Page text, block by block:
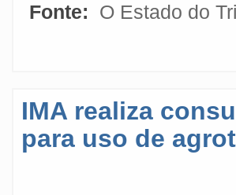
Fonte:
O Estado do
IMA realiza
para uso de